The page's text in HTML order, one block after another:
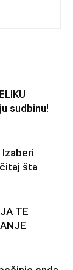
sudbinu!
Izaberi
šta
TE